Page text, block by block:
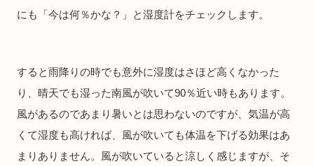
にも「今は何％かな？」と湿度計をチェックします。
すると雨降りの時でも意外に湿度はさほど高くなかった
り、晴天でも湿った南風が吹いて90％近い時もあります。
風があるのであまり暑いとは思わないのですが、気温が高
くて湿度も高ければ、風が吹いても体温を下げる効果はあ
まりありません。風が吹いていると涼しく感じますが、そ